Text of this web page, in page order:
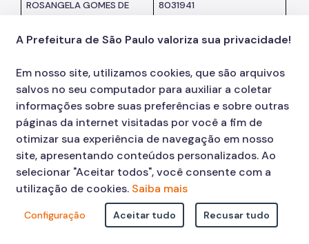
ROSANGELA GOMES DE
8031941
ROSANGELA MONTEIRO
7124414
SIQUEIRA
ROSELI CEZAR HUNGARO
FIDELIS
7082037
ROSELI MARQUES DE
ALMEIDA CANUTO
8046387
ROSENILDA SANTANA
COELHO
8450269
ROSIANE DA SILVA
FERNANDES
7956690
RUBIA MORATO POLETTO
7326726
A Prefeitura de São Paulo valoriza sua privacidade!
Em nosso site, utilizamos cookies, que são arquivos
salvos no seu computador para auxiliar a coletar
informações sobre suas preferências e sobre outras
páginas da internet visitadas por você a fim de
otimizar sua experiência de navegação em nosso
site, apresentando conteúdos personalizados. Ao
selecionar "Aceitar todos", você consente com a
utilização de cookies. Saiba mais
Configuração Aceitar tudo Recusar tudo